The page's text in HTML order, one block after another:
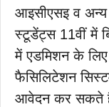
आइसीएसइ व अन्य
स्टूडेंट्स 11वीं में
में एडमिशन के
फैसिलिटेशन
आवेदन कर सकते